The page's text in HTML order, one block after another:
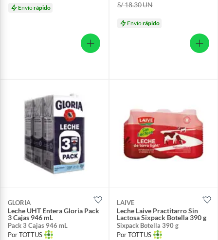
Envíorápido S/ 18.30UN
Envíorápido
GLORIA
Leche UHT Entera Gloria Pack
3 Cajas 946 mL
Pack 3 Cajas 946 mL
Por TOTTUS
LAIVE
Leche Laive Practitarro Sin
Lactosa Sixpack Botella 390 g
Sixpack Botella 390 g
Por TOTTUS